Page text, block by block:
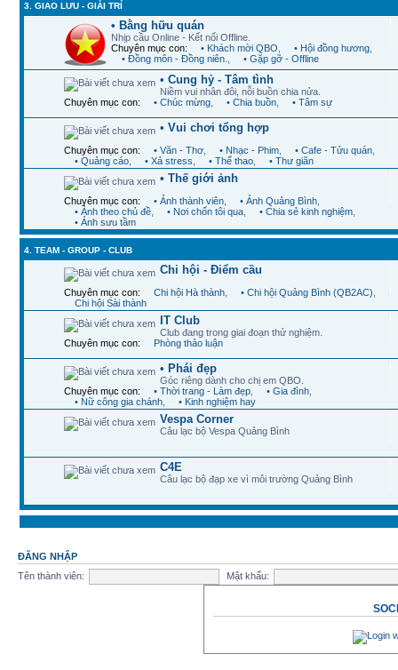
3. GIAO LƯU - GIẢI TRÍ
• Bằng hữu quán
Nhịp cầu Online - Kết nối Offline.
Chuyên mục con:
• Khách mời QBO • Hội đồng hương
• Đồng môn - Đồng niên.
• Gặp gỡ - Offline
• Cung hỷ - Tâm tình
Niềm vui nhân đôi, nỗi buồn chia nửa.
Chuyên mục con:
• Chúc mừng • Chia buồn • Tâm sự
• Vui chơi tổng hợp
Chuyên mục con: • Văn - Thơ • Nhạc - Phim • Cafe - Tửu quán
• Quảng cáo
• Xả stress • Thể thao • Thư giãn
• Thế giới ảnh
Chuyên mục con: • Ảnh thành viên • Ảnh Quảng Bình
• Ảnh theo chủ đề
• Nơi chốn tôi qua • Chia sẻ kinh nghiệm
• Ảnh sưu tầm
4. TEAM - GROUP - CLUB
Chi hội - Điểm cầu
Chuyên mục con: Chi hội Hà thành • Chi hội Quảng Bình (QB2AC)
Chi hội Sài thành
IT Club
Club đang trong giai đoạn thử nghiệm.
Chuyên mục con:
Phòng thảo luận
• Phái đẹp
Góc riêng dành cho chị em QBO.
Chuyên mục con:
• Thời trang - Làm đẹp • Gia đình
• Nữ công gia chánh
• Kinh nghiệm hay
Vespa Corner
Câu lạc bộ Vespa Quảng Bình
C4E
Câu lạc bộ đạp xe vì môi trường Quảng Bình
ĐĂNG NHẬP
Tên thành viên:
Mật khẩu: